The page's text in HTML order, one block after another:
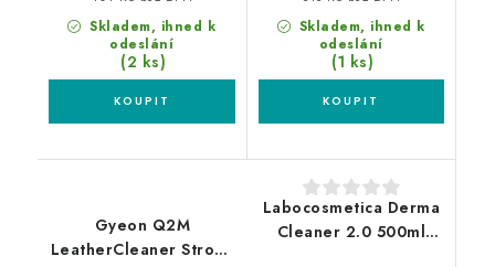
Skladem, ihned k
odeslání
(2 ks)
Skladem, ihned k
odeslání
(1 ks)
Gyeon Q2M
LeatherCleaner Strong
Labocosmetica Derma
Cleaner 2.0 500ml